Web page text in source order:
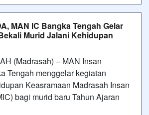
MAN IC Bangka Tengah Gelar
Murid Jalani Kehidupan
(Madrasah) – MAN Insan
Tengah menggelar kegiatan
Keasramaan Madrasah Insan
bagi murid baru Tahun Ajaran